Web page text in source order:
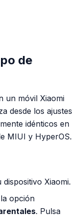
de
un móvil Xiaomi
desde los ajustes
idénticos en
MIUI y HyperOS.
dispositivo Xiaomi.
opción
. Pulsa